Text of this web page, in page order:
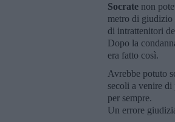
Socrate non
metro di giudizio
di intrattenitori
Dopo la
era fatto così.
Avrebbe potuto
secoli a venire
per sempre.
Un errore